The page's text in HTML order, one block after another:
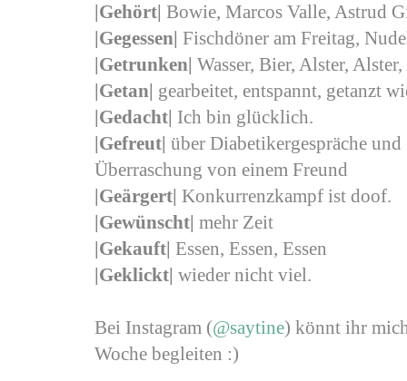
|Gehört| Bowie, Marcos Valle, Astrud
|Gegessen| Fischdöner am Freitag,
|Getrunken| Wasser, Bier, Alster,
|Getan| gearbeitet, entspannt, getanzt
|Gedacht| Ich bin glücklich.
|Gefreut| über Diabetikergespräche
Überraschung von einem Freund
|Geärgert| Konkurrenzkampf ist doof.
|Gewünscht| mehr Zeit
|Gekauft| Essen, Essen, Essen
|Geklickt| wieder nicht viel.
Bei Instagram (@saytine) könnt ihr
Woche begleiten :)